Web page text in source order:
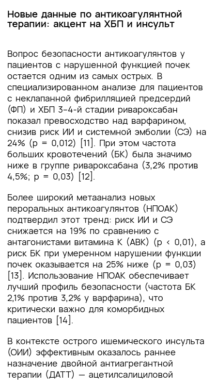
Новые данные по антикоагулянтной
терапии: акцент на ХБП и инсульт
Вопрос безопасности антикоагулянтов у
пациентов с нарушенной функцией почек
остается одним из самых острых. В
специализированном анализе для пациентов
с неклапанной фибрилляцией предсердий
(ФП) и ХБП 3–4-й стадии ривароксабан
показал превосходство над варфарином,
снизив риск ИИ и системной эмболии (СЭ) на
24% (p = 0,012) [11]. При этом частота
больших кровотечений (БК) была значимо
ниже в группе ривароксабана (3,2% против
4,5%; p = 0,03) [12].
Более широкий метаанализ новых
пероральных антикоагулянтов (НПОАК)
подтвердил этот тренд: риск ИИ и СЭ
снижается на 19% по сравнению с
антагонистами витамина К (АВК) (p < 0,01), а
риск БК при умеренном нарушении функции
почек оказывается на 25% ниже (p = 0,03)
[13]. Использование НПОАК обеспечивает
лучший профиль безопасности (частота БК
2,1% против 3,2% у варфарина), что
критически важно для коморбидных
пациентов [14].
В контексте острого ишемического инсульта
(ОИИ) эффективным оказалось раннее
назначение двойной антиагрегантной
терапии (ДАТТ) — ацетилсалициловой